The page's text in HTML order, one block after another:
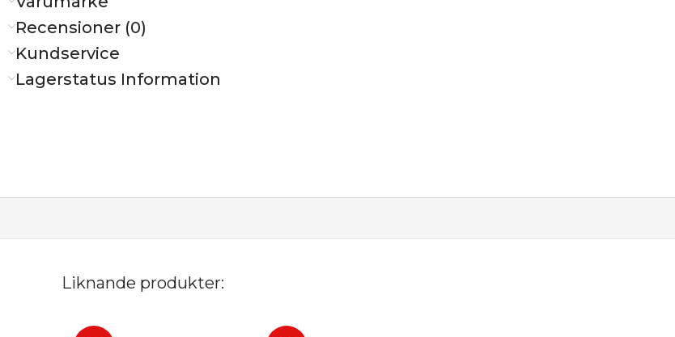
Recensioner (0)
Kundservice
Lagerstatus Information
Liknande produkter: